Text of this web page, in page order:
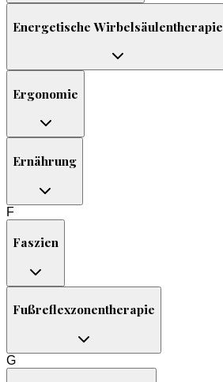
Energetische Wirbelsäulentherapie
Ergonomie
Ernährung
F
Faszien
Fußreflexzonentherapie
G